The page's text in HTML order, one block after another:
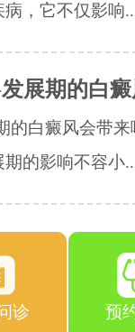
，它不仅影响
展期的白
的白癜风会带
的影响不容小
诊 预